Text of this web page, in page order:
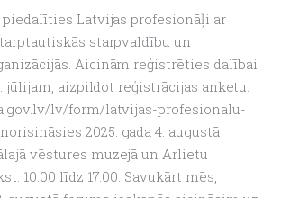
Latvijas profesionāļi ar
starpvaldību un
Aicinām reģistrēties dalībai
jūlijam, aizpildot reģistrācijas anketu:
lv/form/latvijas-profesionalu-
2025. gada 4. augustā
vēstures muzejā un Ārlietu
10.00 līdz 17.00. Savukārt mēs,